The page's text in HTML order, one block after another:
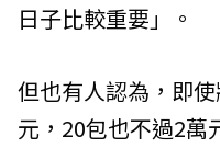
日子比較重要」。
但也有人認為，即
元，20包也不過2萬